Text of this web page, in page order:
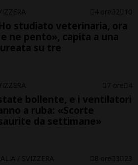
4 ore 2 10
studiato veterinaria, ora
ne pento», capita a una
su tre
7 ore 4
bollente, e i ventilatori
a ruba: «Scorte
da settimane»
/ SVIZZERA 8 ore 3 23